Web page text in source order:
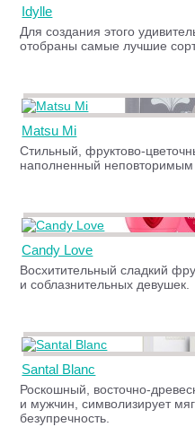
Idylle
Для создания этого
отобраны самые лучшие
Matsu Mi
Стильный, фруктово-
наполненный неповторимым
Candy Love
Восхитительный сладкий
и соблазнительных девушек.
Santal Blanc
Роскошный, восточно-
и мужчин, символизирует
безупречность.